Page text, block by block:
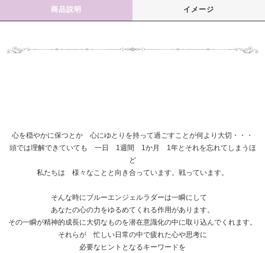
商品説明 イメージ
心を穏やかに保つとか 心にゆとりを持って過ごすことが何より大切・・・
頭では理解できていても 一日 1週間 1か月 1年とそれを忘れてしまうほ
ど
私たちは 様々なことと向き合っています。戦っています。
そんな時にブルーエンジェルラダーは一瞬にして
あなたの心の力をゆるめてくれる作用があります。
その一瞬が精神的成長に大切なものを潜在意識化の中に取り込んでくれます。
それらが 忙しい日常の中で疲れた心や思考に
必要なヒントとなるキーワードを